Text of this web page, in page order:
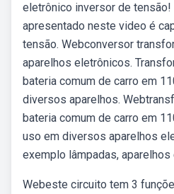
eletrônico inversor de tensão!
apresentado neste video é
tensão. Webconversor
aparelhos eletrônicos.
bateria comum de carro em
diversos aparelhos.
bateria comum de carro em
uso em diversos aparelhos
exemplo lâmpadas, aparelhos
Webeste circuito tem 3